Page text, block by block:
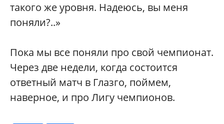
такого же уровня. Надеюсь, вы меня
поняли?..»
Пока мы все поняли про свой чемпионат.
Через две недели, когда состоится
ответный матч в Глазго, поймем,
наверное, и про Лигу чемпионов.